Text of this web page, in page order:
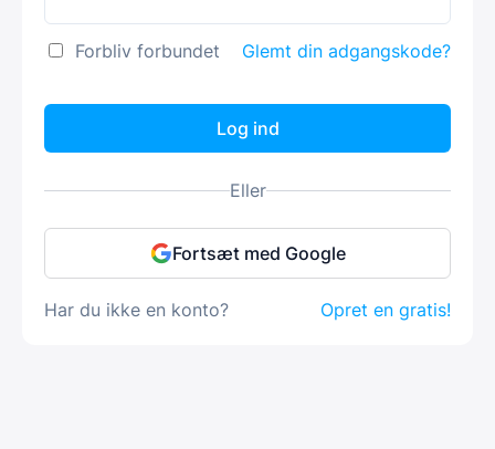
Forbliv forbundet Glemt din adgangskode?
Log ind
Eller
Fortsæt med Google
Har du ikke en konto? Opret en gratis!